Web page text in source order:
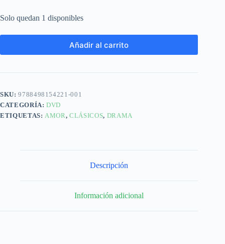
Solo quedan 1 disponibles
Añadir al carrito
SKU:9788498154221-001
CATEGORÍA:DVD
ETIQUETAS:AMOR,CLÁSICOS, DRAMA
Descripción
Información adicional